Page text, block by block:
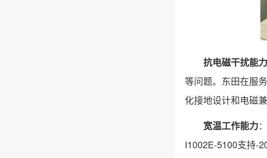
抗电磁干扰能
等问题。东田在服
化接地设计和电磁
宽温工作能力
I1002E-5100支持-